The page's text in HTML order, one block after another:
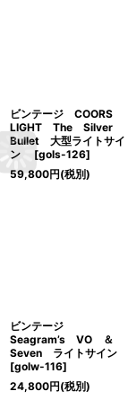
ビンテージ COORS
LIGHT The Silver
Bullet 大型ライトサイ
ン
[gols-126]
59,800円(税別)
ビンテージ
Seagram’s VO ＆
Seven ライトサイン
[golw-116]
24,800円(税別)